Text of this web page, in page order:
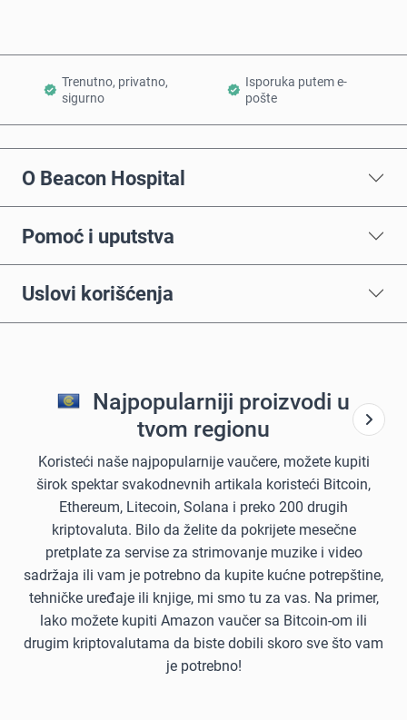
Trenutno, privatno,
sigurno
Isporuka putem e-
pošte
O Beacon Hospital
Pomoć i uputstva
Uslovi korišćenja
Najpopularniji proizvodi u
tvom regionu
Koristeći naše najpopularnije vaučere, možete kupiti
širok spektar svakodnevnih artikala koristeći Bitcoin,
Ethereum, Litecoin, Solana i preko 200 drugih
kriptovaluta. Bilo da želite da pokrijete mesečne
pretplate za servise za strimovanje muzike i video
sadržaja ili vam je potrebno da kupite kućne potrepštine,
tehničke uređaje ili knjige, mi smo tu za vas. Na primer,
lako možete kupiti Amazon vaučer sa Bitcoin-om ili
drugim kriptovalutama da biste dobili skoro sve što vam
je potrebno!